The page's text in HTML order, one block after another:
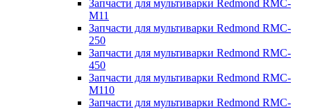
Запчасти для мультиварки Redmond RMC-
M11
Запчасти для мультиварки Redmond RMC-
250
Запчасти для мультиварки Redmond RMC-
450
Запчасти для мультиварки Redmond RMC-
M110
Запчасти для мультиварки Redmond RMC-